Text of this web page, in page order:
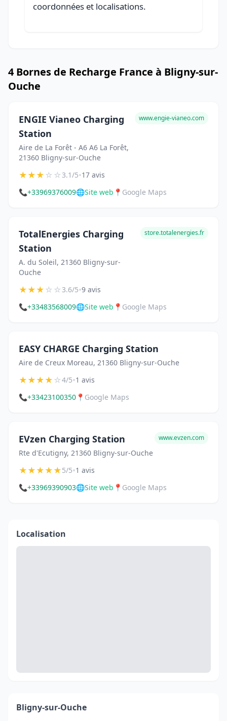
coordonnées et localisations.
4 Bornes de Recharge France à Bligny-sur-
Ouche
ENGIE Vianeo Charging
Station
Aire de La Forêt - A6 A6 La Forêt,
21360 Bligny-sur-Ouche
www.engie-vianeo.com
★★★☆☆3.1/5•17 avis
📞+33969376009🌐Site web 📍 Google Maps
TotalEnergies Charging
Station
A. du Soleil, 21360 Bligny-sur-
Ouche
store.totalenergies.fr
★★★☆☆3.6/5•9 avis
📞+33483568009🌐Site web 📍 Google Maps
EASY CHARGE Charging Station
Aire de Creux Moreau, 21360 Bligny-sur-Ouche
★★★★☆4/5•1 avis
📞+33423100350 📍 Google Maps
EVzen Charging Station
Rte d'Ecutigny, 21360 Bligny-sur-Ouche
www.evzen.com
★★★★★5/5•1 avis
📞+33969390903🌐Site web 📍 Google Maps
Localisation
Bligny-sur-Ouche